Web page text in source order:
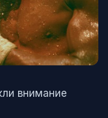
внимание